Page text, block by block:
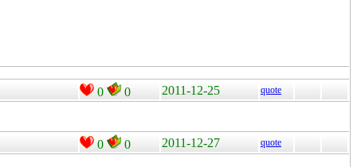
0 0 2011-12-25 quote
0 0 2011-12-27 quote